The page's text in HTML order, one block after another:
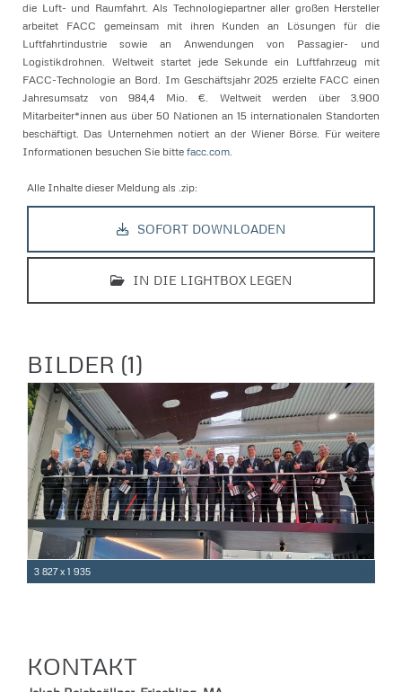
die Luft- und Raumfahrt. Als Technologiepartner aller großen Hersteller
arbeitet FACC gemeinsam mit ihren Kunden an Lösungen für die
Luftfahrtindustrie sowie an Anwendungen von Passagier- und
Logistikdrohnen. Weltweit startet jede Sekunde ein Luftfahrzeug mit
FACC-Technologie an Bord. Im Geschäftsjahr 2025 erzielte FACC einen
Jahresumsatz von 984,4 Mio. €. Weltweit werden über 3.900
Mitarbeiter*innen aus über 50 Nationen an 15 internationalen Standorten
beschäftigt. Das Unternehmen notiert an der Wiener Börse. Für weitere
Informationen besuchen Sie bitte facc.com.
Alle Inhalte dieser Meldung als .zip:
SOFORT DOWNLOADEN
IN DIE LIGHTBOX LEGEN
BILDER (1)
3 827 x 1 935
KONTAKT